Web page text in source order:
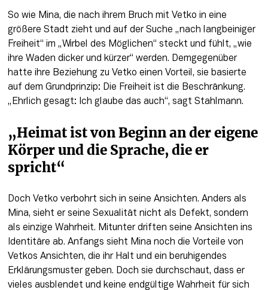
So wie Mina, die nach ihrem Bruch mit Vetko in eine
größere Stadt zieht und auf der Suche „nach langbeiniger
Freiheit“ im „Wirbel des Möglichen“ steckt und fühlt, „wie
ihre Waden dicker und kürzer“ werden. Demgegenüber
hatte ihre Beziehung zu Vetko einen Vorteil, sie basierte
auf dem Grundprinzip: Die Freiheit ist die Beschränkung.
„Ehrlich gesagt: Ich glaube das auch“, sagt Stahlmann.
„Heimat ist von Beginn an der eigene
Körper und die Sprache, die er
spricht“
Doch Vetko verbohrt sich in seine Ansichten. Anders als
Mina, sieht er seine Sexualität nicht als Defekt, sondern
als einzige Wahrheit. Mitunter driften seine Ansichten ins
Identitäre ab. Anfangs sieht Mina noch die Vorteile von
Vetkos Ansichten, die ihr Halt und ein beruhigendes
Erklärungsmuster geben. Doch sie durchschaut, dass er
vieles ausblendet und keine endgültige Wahrheit für sich